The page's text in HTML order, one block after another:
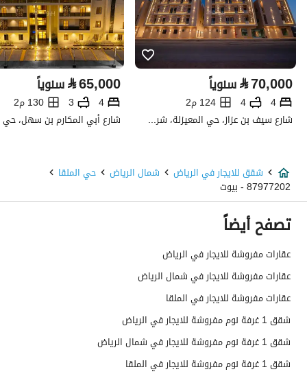
خط الطول
46.59841213157475
تفاصيل العقار
نوع الإعلان
استخدام العقار
-
السعر
73990
المساحة
خدمات العقار
كهرباء
نعم
صرف صحي
نعم
⃁70,000 سنوياً
4
4
124 م2
شارع سيف بن عزاز، حي المعيزلة، شرق الرياض، الرياض
⃁65,000 سنوياً
4
3 130 م2
شقق للايجار في الرياض شمال الرياض حي الملقا
87977202 - بيوت
تصفح أيضاً
عقارات مفروشة للايجار في الرياض
عقارات مفروشة للايجار في شمال الرياض
عقارات مفروشة للايجار في الملقا
شقق 1 غرفة نوم مفروشة للايجار في الرياض
شقق 1 غرفة نوم مفروشة للايجار في شمال الرياض
شقق 1 غرفة نوم مفروشة للايجار في الملقا